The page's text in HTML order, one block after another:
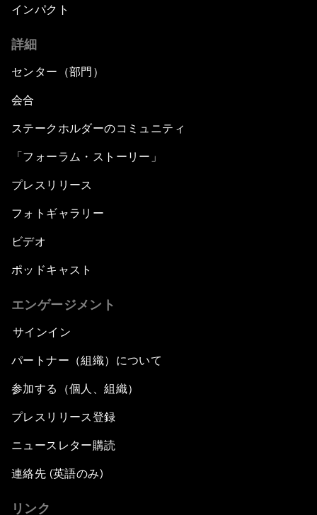
インパクト
詳細
センター（部門）
会合
ステークホルダーのコミュニティ
「フォーラム・ストーリー」
プレスリリース
フォトギャラリー
ビデオ
ポッドキャスト
エンゲージメント
サインイン
パートナー（組織）について
参加する（個人、組織）
プレスリリース登録
ニュースレター購読
連絡先 (英語のみ)
リンク